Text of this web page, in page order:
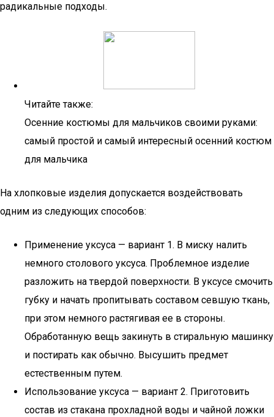
радикальные подходы.
Читайте также:
Осенние костюмы для мальчиков своими руками:
самый простой и самый интересный осенний костюм
для мальчика
На хлопковые изделия допускается воздействовать
одним из следующих способов:
Применение уксуса — вариант 1. В миску налить
немного столового уксуса. Проблемное изделие
разложить на твердой поверхности. В уксусе смочить
губку и начать пропитывать составом севшую ткань,
при этом немного растягивая ее в стороны.
Обработанную вещь закинуть в стиральную машинку
и постирать как обычно. Высушить предмет
естественным путем.
Использование уксуса — вариант 2. Приготовить
состав из стакана прохладной воды и чайной ложки